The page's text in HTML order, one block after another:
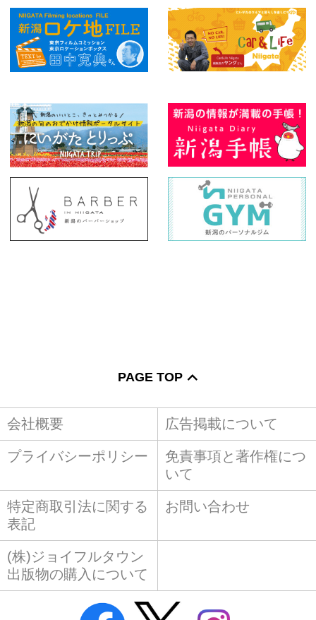
PAGE TOP
会社概要 広告掲載について
プライバシーポリシー
免責事項と著作権につ
いて
特定商取引法に関する
表記
お問い合わせ
(株)ジョイフルタウン
出版物の購入について